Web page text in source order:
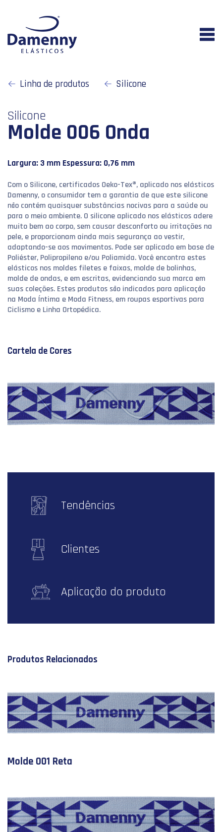
Linha de produtos Silicone
Silicone
Molde 006 Onda
Largura: 3 mm Espessura: 0,76 mm
Com o Silicone, certificados Oeko-Tex®, aplicado nos elásticos
Damenny, o consumidor tem a garantia de que este silicone
não contém quaisquer substâncias nocivas para a saúde ou
para o meio ambiente. O silicone aplicado nos elásticos adere
muito bem ao corpo, sem causar desconforto ou irritações na
pele, e proporcionam ainda mais segurança ao vestir,
adaptando-se aos movimentos. Pode ser aplicado em base de
Poliéster, Polipropileno e/ou Poliamida. Você encontra estes
elásticos nos moldes filetes e faixas, molde de bolinhas,
molde de ondas, e em escritas, evidenciando sua marca em
suas coleções. Estes produtos são indicados para aplicação
na Moda Íntima e Moda Fitness, em roupas esportivas para
Ciclismo e Linha Ortopédica.
Cartela de Cores
Tendências
Clientes
Aplicação do produto
Produtos Relacionados
Molde 001 Reta